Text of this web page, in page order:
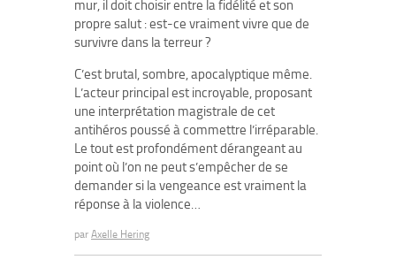
mur, il doit choisir entre la fidélité et son
propre salut : est-ce vraiment vivre que de
survivre dans la terreur ?
C’est brutal, sombre, apocalyptique même.
L’acteur principal est incroyable, proposant
une interprétation magistrale de cet
antihéros poussé à commettre l’irréparable.
Le tout est profondément dérangeant au
point où l’on ne peut s’empêcher de se
demander si la vengeance est vraiment la
réponse à la violence…
par Axelle Hering